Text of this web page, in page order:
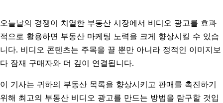
오늘날의 경쟁이 치열한 부동산 시장에서 비디오 광고를 효과
적으로 활용하면 부동산 마케팅 노력을 크게 향상시킬 수 있습
니다. 비디오 콘텐츠는 주목을 끌 뿐만 아니라 정적인 이미지보
다 잠재 구매자와 더 깊이 연결됩니다.
이 기사는 귀하의 부동산 목록을 향상시키고 판매를 촉진하기
위해 최고의 부동산 비디오 광고를 만드는 방법을 탐구할 것입